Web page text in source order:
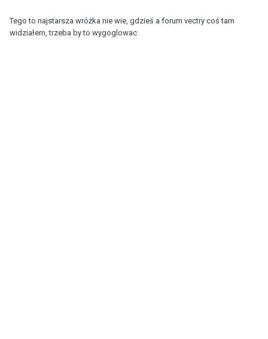
Tego to najstarsza wróżka nie wie, gdzieś a forum vectry coś tam
widziałem, trzeba by to wygoglowac